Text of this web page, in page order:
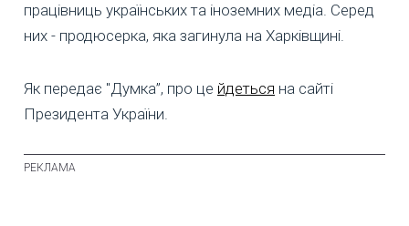
працівниць українських та іноземних медіа. Серед
них - продюсерка, яка загинула на Харківщині.
Як передає "Думка”, про це йдеться на сайті
Президента України.